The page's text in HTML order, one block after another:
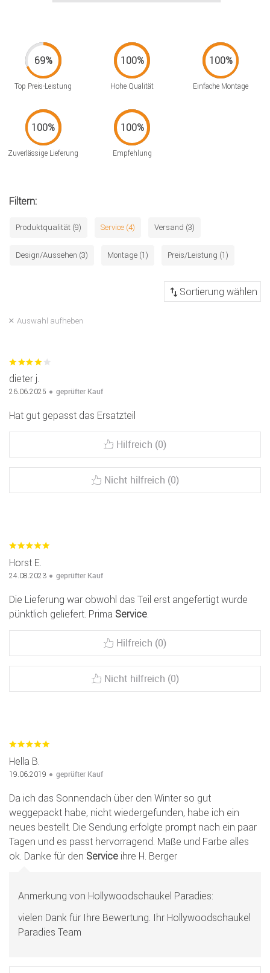
Top Preis-Leistung Hohe Qualität Einfache Montage
Zuverlässige Lieferung Empfehlung
Filtern:
Produktqualität (9) Service (4) Versand (3)
Design/Aussehen (3) Montage (1) Preis/Leistung (1)
Auswahl aufheben
dieter j.
26.06.2025 geprüfter Kauf
Hat gut gepasst das Ersatzteil
Hilfreich (0)
Nicht hilfreich (0)
Horst E.
24.08.2023 geprüfter Kauf
Die Lieferung war obwohl das Teil erst angefertigt wurde
pünktlich geliefert. Prima Service.
Hilfreich (0)
Nicht hilfreich (0)
Hella B.
19.06.2019 geprüfter Kauf
Da ich das Sonnendach über den Winter so gut
weggepackt habe, nicht wiedergefunden, habe ich ein
neues bestellt. Die Sendung erfolgte prompt nach ein paar
Tagen und es passt hervorragend. Maße und Farbe alles
ok. Danke für den Service ihre H. Berger
Anmerkung von Hollywoodschaukel Paradies:
vielen Dank für Ihre Bewertung. Ihr Hollywoodschaukel
Paradies Team